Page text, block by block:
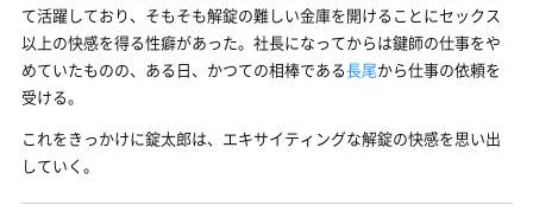
て活躍しており、そもそも解錠の難しい金庫を開けることにセックス
以上の快感を得る性癖があった。社長になってからは鍵師の仕事をや
めていたものの、ある日、かつての相棒である長尾から仕事の依頼を
受ける。
これをきっかけに錠太郎は、エキサイティングな解錠の快感を思い出
していく。